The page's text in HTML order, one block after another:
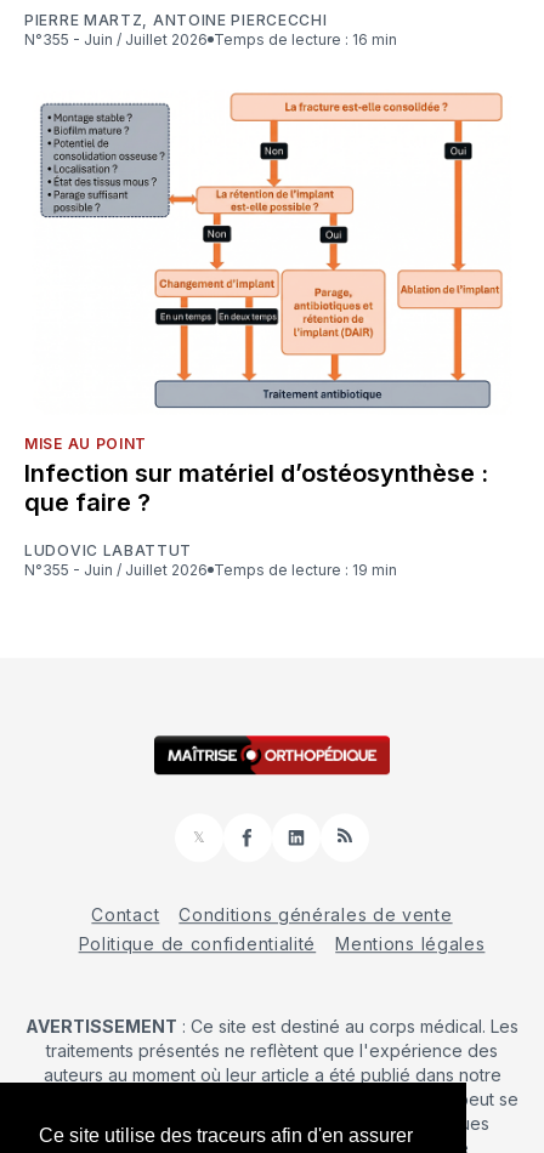
Ce site utilise des traceurs afin d'en assurer
PIERRE MARTZ
ANTOINE PIERCECCHI
N°355 - Juin / Juillet 2026
Temps de lecture : 16 min
MISE AU POINT
Infection sur matériel d’ostéosynthèse :
que faire ?
LUDOVIC LABATTUT
N°355 - Juin / Juillet 2026
Temps de lecture : 19 min
𝕏
FacebookLinkedInRSS
Contact
Conditions générales de vente
Politique de confidentialité
Mentions légales
AVERTISSEMENT : Ce site est destiné au corps médical. Les
traitements présentés ne reflètent que l'expérience des
auteurs au moment où leur article a été publié dans notre
journal. La décision d’une intervention chirurgicale ne peut se
prendre qu'après un examen clinique. Les techniques
publiées ici ne sauraient justifier une quelconque